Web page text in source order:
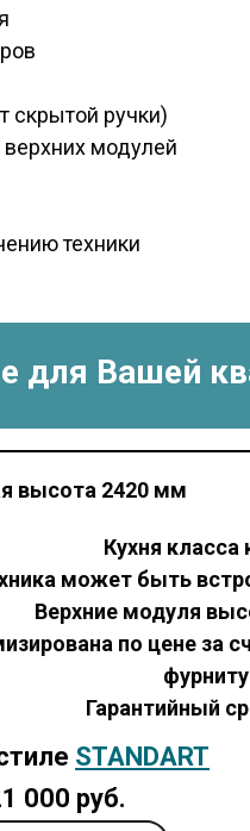
скрытой ручки)
модулей
техники
высота 2420 мм
Кухня
может быть
Верхние модуля
по цене за
Гарантийный
STANDART
000 руб.
для Вашей